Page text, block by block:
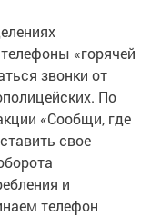
«горячей
звонки от
По
«Сообщи, где
свое
и
телефон